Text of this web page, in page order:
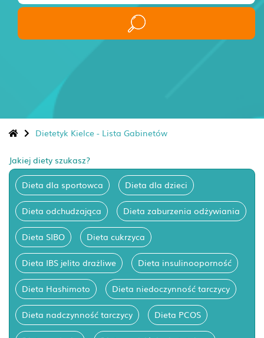
Dietetyk Kielce - Lista Gabinetów
Jakiej diety szukasz?
Dieta dla sportowca Dieta dla dzieci
Dieta odchudzająca Dieta zaburzenia odżywiania
Dieta SIBO Dieta cukrzyca
Dieta IBS jelito drażliwe Dieta insulinooporność
Dieta Hashimoto Dieta niedoczynność tarczycy
Dieta nadczynność tarczycy Dieta PCOS